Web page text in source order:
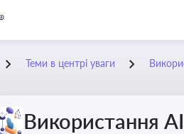
Теми в центрі уваги
Використання